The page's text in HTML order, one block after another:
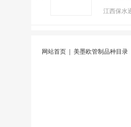
江西保水
网站首页| 美墨欧管制品种目录